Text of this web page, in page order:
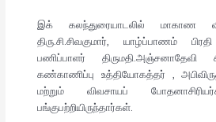
இக் கலந்துரையாடலில் மாகாண
திரு.சி.சிவகுமார், யாழ்ப்பாணம்
பணிப்பாளர் திருமதி.அஞ்சனாதேவி
கண்காணிப்பு உத்தியோகத்தர் ,
மற்றும் விவசாயப்
பங்குபற்றியிருந்தார்கள்.